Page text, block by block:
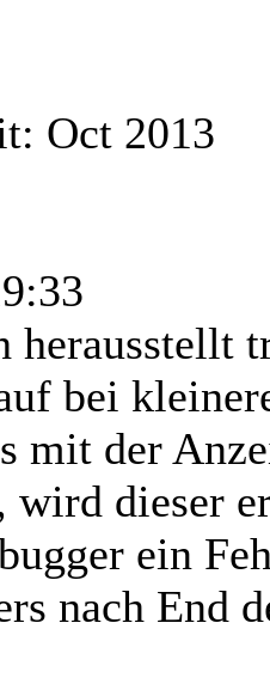
Oct 2013
herausstellt
bei
mit der
dieser
ein
nach End